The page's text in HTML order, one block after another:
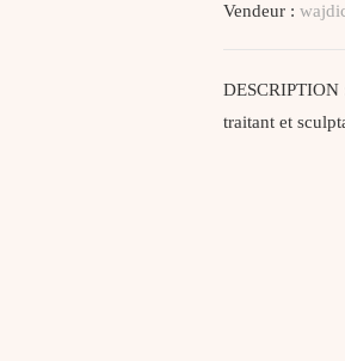
Vendeur :
traitant et